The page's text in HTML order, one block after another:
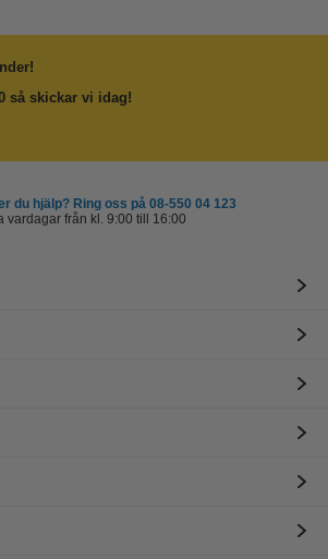
så skickar vi idag!
du hjälp? Ring oss på 08-550 04 123
vardagar från kl. 9:00 till 16:00